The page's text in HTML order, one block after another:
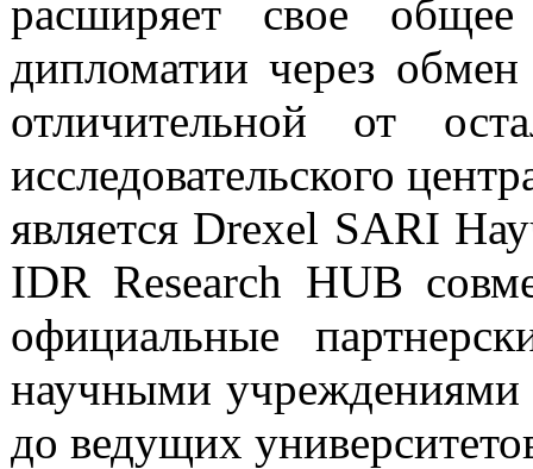
расширяет свое
дипломатии через
отличительной от
исследовательского
является Drexel SARI
IDR Research HUB
официальные
научными учреждениями
до ведущих